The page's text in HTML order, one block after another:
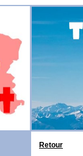
Retour